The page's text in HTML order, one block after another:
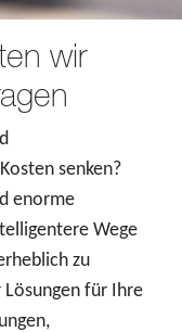
wir
senken?
enorme
Wege
zu
Lösungen für Ihre